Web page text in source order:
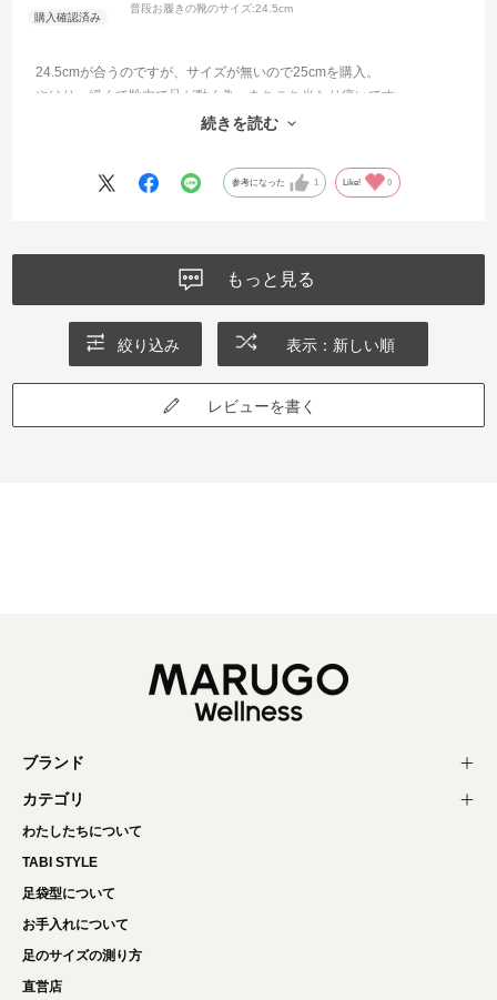
普段お履きの靴のサイズ:24.5cm
24.5cmが合うのですが、サイズが無いので25cmを購入。
やはり、緩くて靴内で足が動く為、あちこち当たり痛いです。
中敷きを購入してサイズ調整したら、足が動かなくなりました。
続きを読む
参考になった 1 Like! 0
もっと見る
絞り込み 表示：新しい順
レビューを書く
ブランド
カテゴリ
わたしたちについて
TABI STYLE
足袋型について
お手入れについて
足のサイズの測り方
直営店